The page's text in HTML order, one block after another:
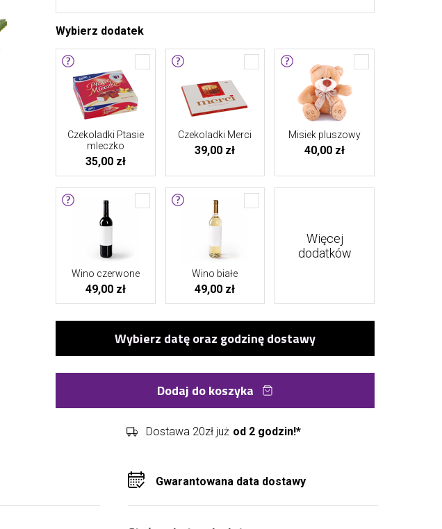
Wybierz dodatek
Czekoladki Ptasie
mleczko
35,00 zł
Czekoladki Merci
39,00 zł
Misiek pluszowy
40,00 zł
Wino czerwone
49,00 zł
Wino białe
49,00 zł
Więcej
dodatków
Dodaj do koszyka
Dostawa 20zł już od 2 godzin!*
Gwarantowana data dostawy